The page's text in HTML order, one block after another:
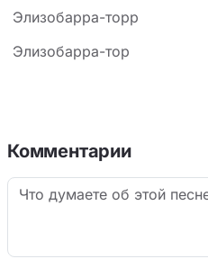
Элизобарра-торр
Элизобарра-тор
Комментарии